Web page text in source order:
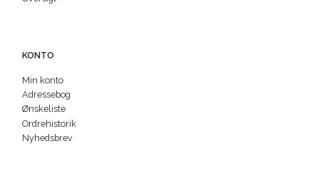
KONTO
Min konto
Adressebog
Ønskeliste
Ordrehistorik
Nyhedsbrev